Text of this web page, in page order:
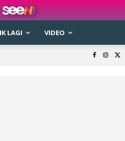
LAGI VIDEO